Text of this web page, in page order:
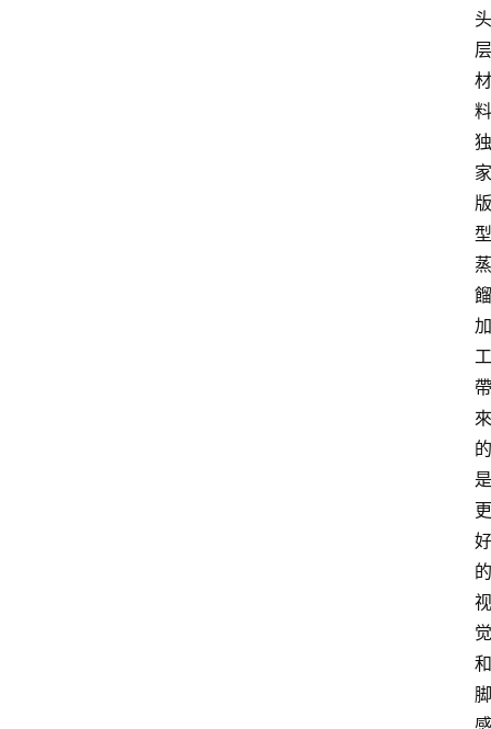
头
层
材
料
独
家
版
型
蒸
餾
加
工
帶
來
的
是
更
好
的
视
觉
和
脚
感